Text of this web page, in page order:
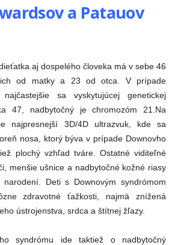
a Patauov
aj dospelého človeka má v sebe 46
od matky a 23 od otca. V prípade
najčastejšie sa vyskytujúcej genetickej
47, nadbytočný je chromozóm 21.Na
najpresnejší 3D/4D ultrazvuk, kde sa
nosa, ktorý býva v prípade Downovho
plochý vzhľad tváre. Ostatné viditeľné
menšie ušnice a nadbytočné kožné riasy
Deti s Downovým syndrómom
zdravotné ťažkosti, najmä znížená
ústrojenstva, srdca a štítnej žľazy.
syndrómu ide taktiež o nadbytočný